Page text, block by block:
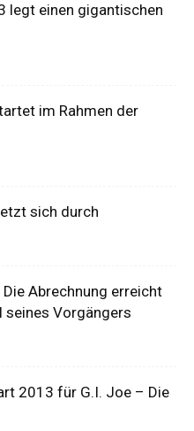
legt einen gigantischen
im Rahmen der
sich durch
Abrechnung erreicht
seines Vorgängers
2013 für G.I. Joe – Die